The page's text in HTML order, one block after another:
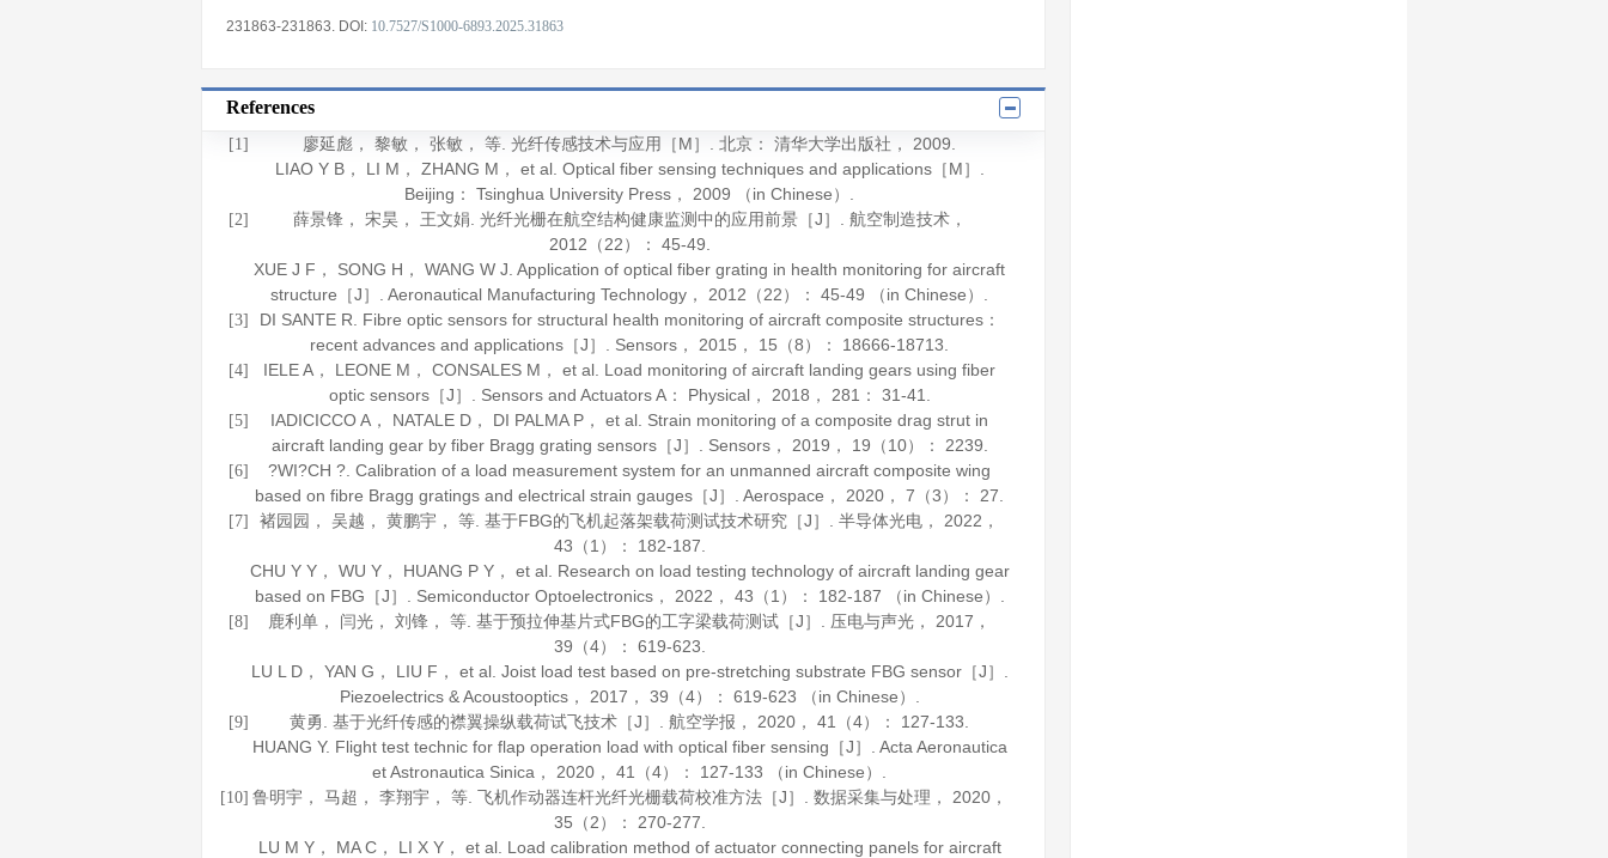
231863-231863. DOI: 10.7527/S1000-6893.2025.31863
References
[1] 廖延彪， 黎敏， 张敏， 等. 光纤传感技术与应用 ［M］. 北京： 清华大学出版社， 2009
LIAO Y B， LI M， ZHANG M， et al. Optical fiber sensing techniques and applications［M］.
Beijing： Tsinghua University Press， 2009 （in Chinese）.
[2] 薛景锋， 宋昊， 王文娟. 光纤光栅在航空结构健康监测中的应用前景［J］. 航空制造技术，
2012 （22）： 45-49.
XUE J F， SONG H， WANG W J. Application of optical fiber grating in health monitoring for aircraft
structure［J］. Aeronautical Manufacturing Technology ， 2012 （22）： 45-49 （in Chinese）.
[3]
DI SANTE R. Fibre optic sensors for structural health monitoring of aircraft composite structures：
recent advances and applications［J］. Sensors ， 2015 ， 15 （8）： 18666-18713.
[4]
IELE A， LEONE M， CONSALES M， et al. Load monitoring of aircraft landing gears using fiber
optic sensors［J］. Sensors and Actuators A： Physical， 2018 ， 281 ： 31-41.
[5]
IADICICCO A， NATALE D， DI PALMA P， et al. Strain monitoring of a composite drag strut in
aircraft landing gear by fiber Bragg grating sensors［J］. Sensors， 2019 ， 19 （10）： 2239.
[6]
?WI?CH ?. Calibration of a load measurement system for an unmanned aircraft composite wing
based on fibre Bragg gratings and electrical strain gauges［J］. Aerospace ， 2020 ， 7 （3）： 27.
[7] 褚园园， 吴越， 黄鹏宇， 等. 基于FBG的飞机起落架载荷测试技术研究［J］. 半导体光电 ， 2022 ，
43 （1）： 182-187.
CHU Y Y， WU Y， HUANG P Y， et al. Research on load testing technology of aircraft landing gear
based on FBG［J］. Semiconductor Optoelectronics， 2022 ， 43 （1）： 182-187 （in Chinese）.
[8] 鹿利单， 闫光， 刘锋， 等. 基于预拉伸基片式FBG的工字梁载荷测试［J］. 压电与声光 ， 2017 ，
39 （4）： 619-623.
LU L D， YAN G， LIU F， et al. Joist load test based on pre-stretching substrate FBG sensor［J］.
Piezoelectrics & Acoustooptics， 2017 ， 39 （4）： 619-623 （in Chinese）.
[9] 黄勇. 基于光纤传感的襟翼操纵载荷试飞技术［J］. 航空学报 ， 2020 ， 41
（4）： 127-133.
HUANG Y. Flight test technic for flap operation load with optical fiber sensing［J］. Acta Aeronautica
et Astronautica Sinica ， 2020 ， 41 （4）： 127-133 （in Chinese）.
[10] 鲁明宇， 马超， 李翔宇， 等. 飞机作动器连杆光纤光栅载荷校准方法［J］. 数据采集与处理 ， 2020，
35 （2）： 270-277.
LU M Y， MA C， LI X Y， et al. Load calibration method of actuator connecting panels for aircraft